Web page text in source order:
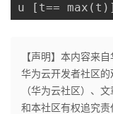
我
的
我
的
技
我
的
u [t== max(t)]
【声明】本内容来
华为云开发者社区
（华为云社区）、
和本社区有权追究